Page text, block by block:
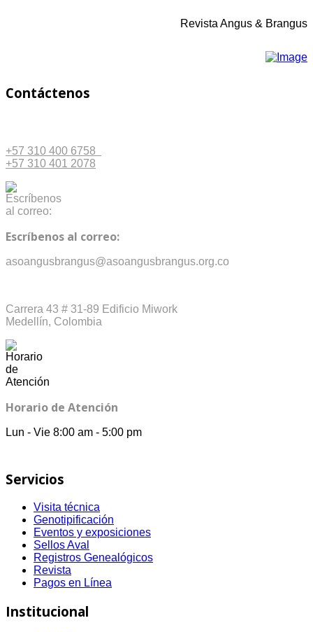
Revista Angus & Brangus
Contáctenos
+57 310 400 6758
+57 310 401 2078
Escríbenos al correo:
asoangusbrangus@asoangusbrangus.org.co
Carrera 43 # 31-89 Edificio Miwork
Medellín, Colombia
Horario de Atención
Lun - Vie 8:00 am - 5:00 pm
Servicios
Visita técnica
Genotipificación
Eventos y exposiciones
Sellos Aval
Registros Genealógicos
Revista
Pagos en Línea
Institucional